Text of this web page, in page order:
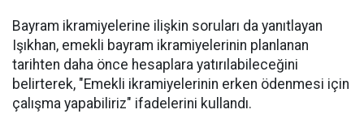
Bayram ikramiyelerine ilişkin soruları da yanıtlayan
Işıkhan, emekli bayram ikramiyelerinin planlanan
tarihten daha önce hesaplara yatırılabileceğini
belirterek, "Emekli ikramiyelerinin erken ödenmesi için
çalışma yapabiliriz" ifadelerini kullandı.